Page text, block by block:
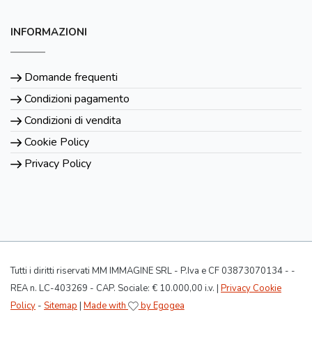
INFORMAZIONI
Domande frequenti
Condizioni pagamento
Condizioni di vendita
Cookie Policy
Privacy Policy
Tutti i diritti riservati MM IMMAGINE SRL - P.Iva e CF 03873070134 - -
REA n. LC-403269 - CAP. Sociale: € 10.000,00 i.v. | Privacy Cookie
Policy - Sitemap | Made with by Egogea